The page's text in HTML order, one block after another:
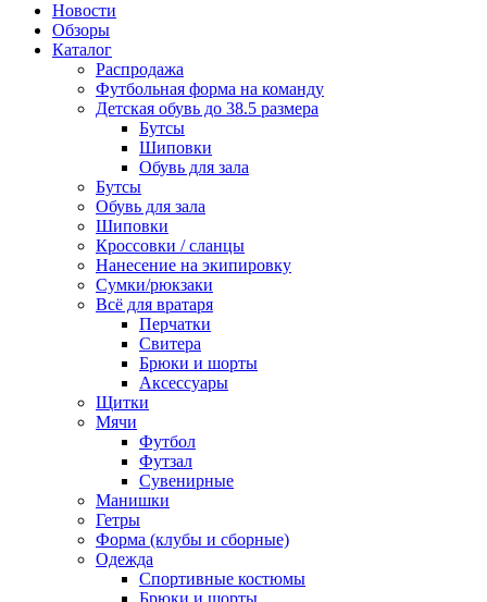
Новости
Обзоры
Каталог
Распродажа
Футбольная форма на команду
Детская обувь до 38.5 размера
Бутсы
Шиповки
Обувь для зала
Бутсы
Обувь для зала
Шиповки
Кроссовки / сланцы
Нанесение на экипировку
Сумки/рюкзаки
Всё для вратаря
Перчатки
Cвитера
Брюки и шорты
Аксессуары
Щитки
Мячи
Футбол
Футзал
Сувенирные
Манишки
Гетры
Форма (клубы и сборные)
Одежда
Спортивные костюмы
Брюки и шорты